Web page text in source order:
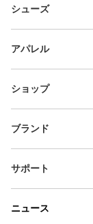
シューズ
アパレル
ショップ
ブランド
サポート
ニュース